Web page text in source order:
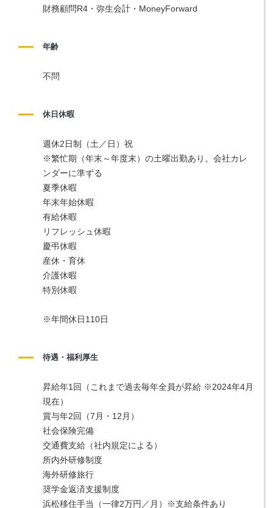
財務顧問R4・弥生会計・MoneyForward
年齢
不問
休日休暇
週休2日制（土／日）祝
※繁忙期（年末～年度末）の土曜出勤あり。会社カレ
ンダーに準ずる
夏季休暇
年末年始休暇
有給休暇
リフレッシュ休暇
慶弔休暇
産休・育休
介護休暇
特別休暇
※年間休日110日
待遇・福利厚生
昇給年1回（これまで過去毎年全員が昇給 ※2024年4月
現在）
賞与年2回（7月・12月）
社会保険完備
交通費支給（社内規定による）
所内外研修制度
海外研修旅行
奨学金返済支援制度
浜松移住手当（一律2万円／月）※支給条件あり